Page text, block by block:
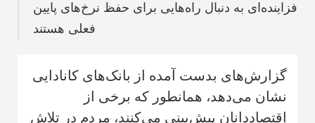
فزاینده‌ای به دنبال راه‌هایی برای حفظ نرخ‌های پایین
فعلی هستند
گزارش‌های بدست آمده از بانک‌های کانادایی
نشان می‌دهد، همانطور که برخی از
اقتصاددانان پیش‌بینی می‌کنند، مردم در تلاش